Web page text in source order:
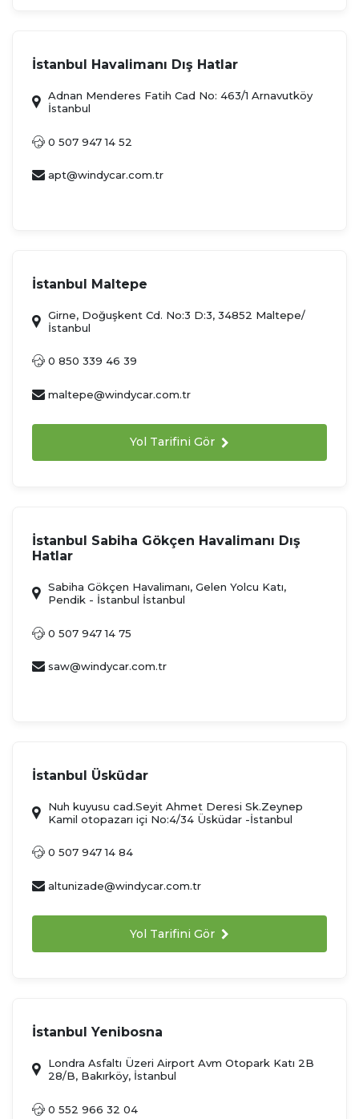
İstanbul Havalimanı Dış Hatlar
Adnan Menderes Fatih Cad No: 463/1 Arnavutköy
İstanbul
0 507 947 14 52
apt@windycar.com.tr
İstanbul Maltepe
Girne, Doğuşkent Cd. No:3 D:3, 34852 Maltepe/
İstanbul
0 850 339 46 39
maltepe@windycar.com.tr
Yol Tarifini Gör
İstanbul Sabiha Gökçen Havalimanı Dış
Hatlar
Sabiha Gökçen Havalimanı, Gelen Yolcu Katı,
Pendik - İstanbul İstanbul
0 507 947 14 75
saw@windycar.com.tr
İstanbul Üsküdar
Nuh kuyusu cad.Seyit Ahmet Deresi Sk.Zeynep
Kamil otopazarı içi No:4/34 Üsküdar -İstanbul
0 507 947 14 84
altunizade@windycar.com.tr
Yol Tarifini Gör
İstanbul Yenibosna
Londra Asfaltı Üzeri Airport Avm Otopark Katı 2B
28/B, Bakırköy, İstanbul
0 552 966 32 04